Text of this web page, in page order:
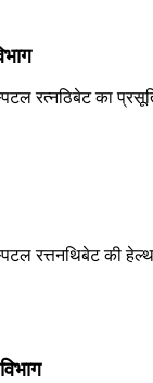
रत्नठिबेट का
रत्तनथिबेट की